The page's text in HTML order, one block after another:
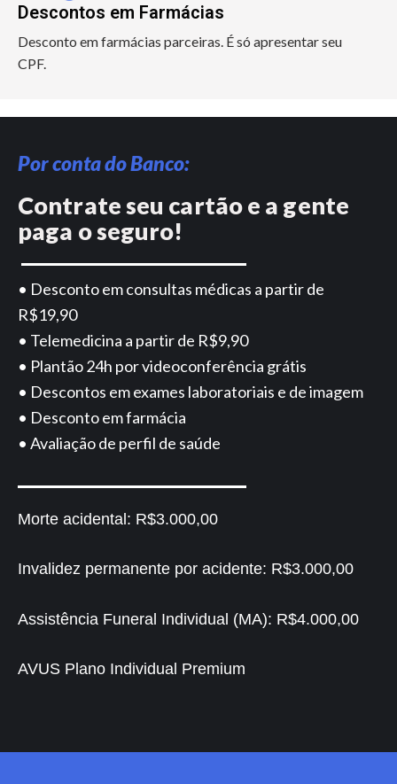
Descontos em Farmácias
Desconto em farmácias parceiras. É só apresentar seu
CPF.
Por conta do Banco:
Contrate seu cartão e a gente
paga o seguro!
• Desconto em consultas médicas a partir de
R$19,90
• Telemedicina a partir de R$9,90
• Plantão 24h por videoconferência grátis
• Descontos em exames laboratoriais e de imagem
• Desconto em farmácia
• Avaliação de perfil de saúde
Morte acidental: R$3.000,00
Invalidez permanente por acidente: R$3.000,00
Assistência Funeral Individual (MA): R$4.000,00
AVUS Plano Individual Premium